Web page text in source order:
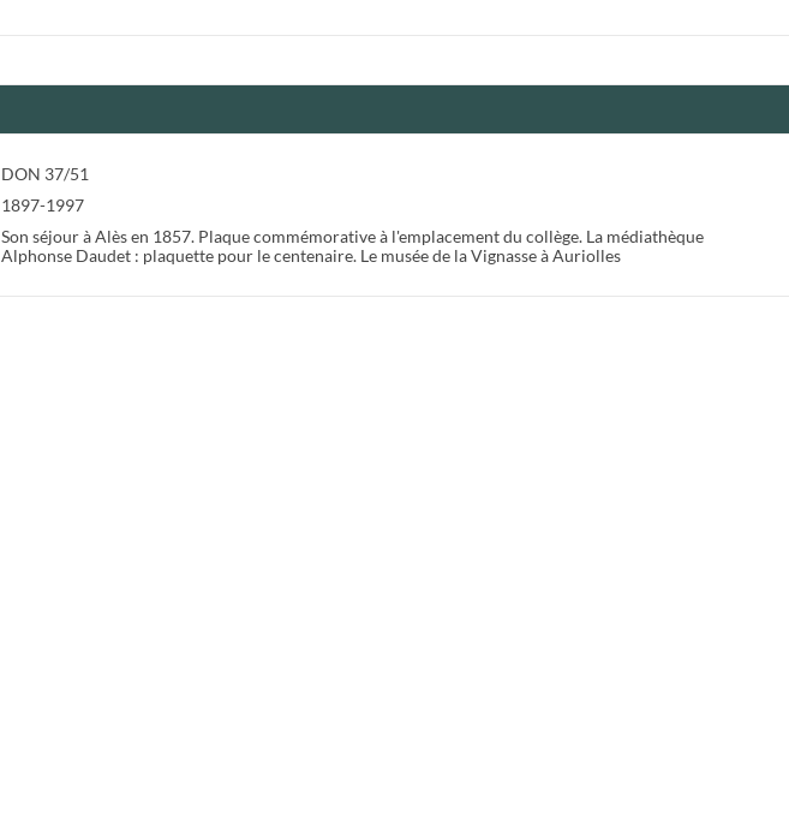
DON 37/51
1897-1997
Son séjour à Alès en 1857. Plaque commémorative à l'emplacement du collège. La médiathèque
Alphonse Daudet : plaquette pour le centenaire. Le musée de la Vignasse à Auriolles